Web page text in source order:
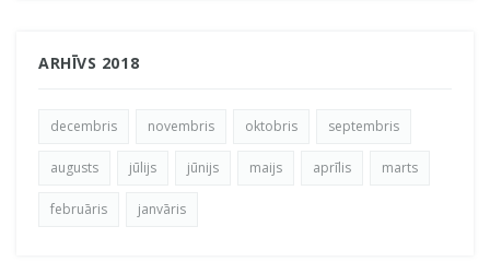
ARHĪVS 2018
decembris novembris oktobris septembris
augusts jūlijs jūnijs maijs aprīlis marts
februāris janvāris